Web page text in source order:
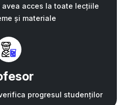
acces la toate lecțiile
și materiale
progresul studenților